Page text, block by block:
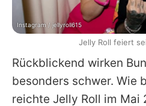
Rückblickend wirken
besonders schwer. Wie
reichte Jelly Roll im Mai
Instagram / jellyroll615
Jelly Roll feiert